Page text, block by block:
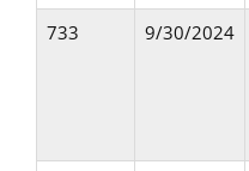
733
9/30/2024